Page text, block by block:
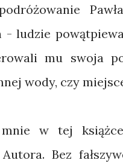
- ludzie
mu swoja
wody, czy
mnie w tej
Autora. Bez